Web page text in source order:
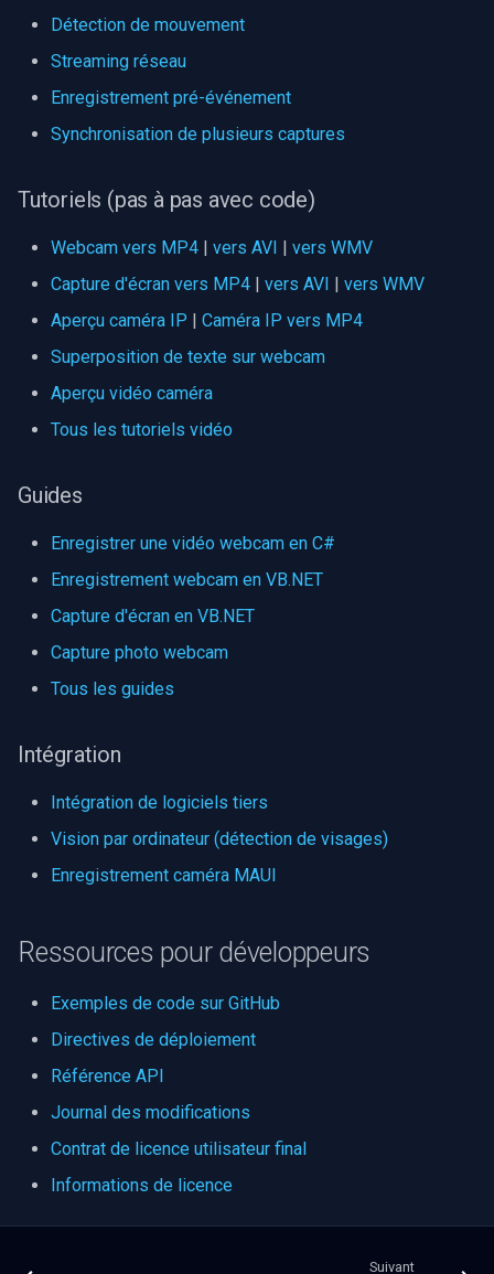
Détection de mouvement
Streaming réseau
Enregistrement pré-événement
Synchronisation de plusieurs captures
Tutoriels (pas à pas avec code)
Webcam vers MP4 | vers AVI | vers WMV
Capture d'écran vers MP4 | vers AVI | vers WMV
Aperçu caméra IP | Caméra IP vers MP4
Superposition de texte sur webcam
Aperçu vidéo caméra
Tous les tutoriels vidéo
Guides
Enregistrer une vidéo webcam en C#
Enregistrement webcam en VB.NET
Capture d'écran en VB.NET
Capture photo webcam
Tous les guides
Intégration
Intégration de logiciels tiers
Vision par ordinateur (détection de visages)
Enregistrement caméra MAUI
Ressources pour développeurs
Exemples de code sur GitHub
Directives de déploiement
Référence API
Journal des modifications
Contrat de licence utilisateur final
Informations de licence
Suivant